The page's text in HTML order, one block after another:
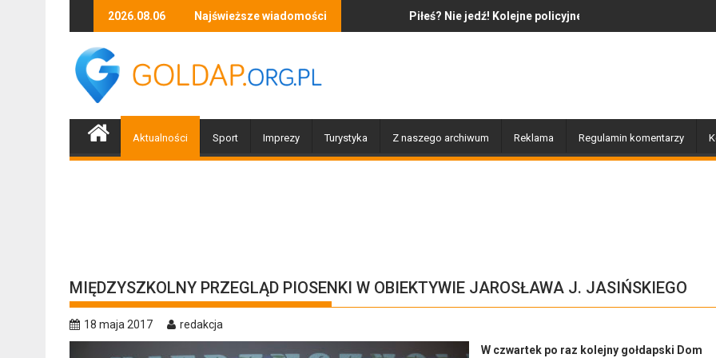
2026.08.06 Najświeższe wiadomości
Stefana Kierula
Za ciekawość zapłacili 1200 zł Piłeś? Nie jedź! Kolejne policyjne działania „Trzeźwość”Jazz to nie tylko muzyka – to także
Aktualności Sport Imprezy Turystyka Z naszego archiwum Reklama Regulamin komentarzy
MIĘDZYSZKOLNY PRZEGLĄD PIOSENKI W OBIEKTYWIE JAROSŁAWA J. JASIŃSKIEGO
18 maja 2017
redakcja
W czwartek po raz kolejny gołdapski Dom